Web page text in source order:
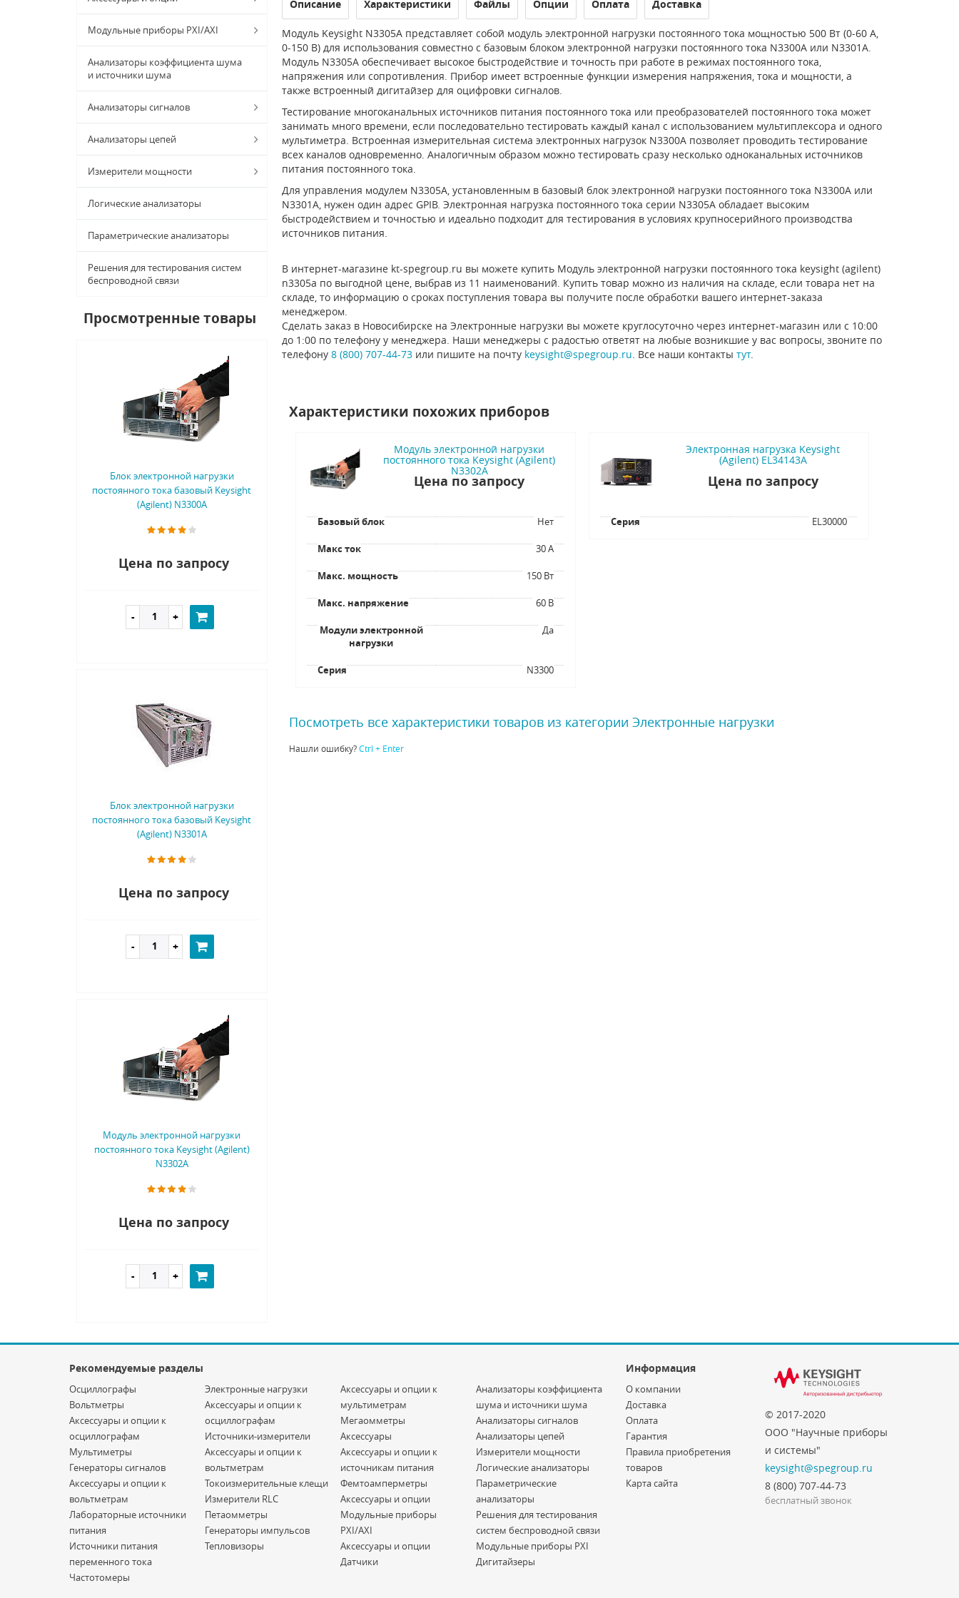
Модульные приборы PXI/AXI
Анализаторы коэффициента шума
и источники шума
Анализаторы сигналов
Анализаторы цепей
Измерители мощности
Логические анализаторы
Параметрические анализаторы
Решения для тестирования систем
беспроводной связи
Просмотренные товары
Блок электронной нагрузки
постоянного тока базовый Keysight
(Agilent) N3300A
Цена по запросу
Блок электронной нагрузки
постоянного тока базовый Keysight
(Agilent) N3301A
Цена по запросу
Модуль электронной нагрузки
постоянного тока Keysight (Agilent)
N3302A
Цена по запросу
Описание Характеристики Файлы Опции Оплата Доставка
Модуль Keysight N3305A представляет собой модуль электронной нагрузки постоянного тока мощностью 500 Вт (0-60 А,
0-150 В) для использования совместно с базовым блоком электронной нагрузки постоянного тока N3300A или N3301A.
Модуль N3305A обеспечивает высокое быстродействие и точность при работе в режимах постоянного тока,
напряжения или сопротивления. Прибор имеет встроенные функции измерения напряжения, тока и мощности, а
также встроенный дигитайзер для оцифровки сигналов.
Тестирование многоканальных источников питания постоянного тока или преобразователей постоянного тока может
занимать много времени, если последовательно тестировать каждый канал с использованием мультиплексора и одного
мультиметра. Встроенная измерительная система электронных нагрузок N3300A позволяет проводить тестирование
всех каналов одновременно. Аналогичным образом можно тестировать сразу несколько одноканальных источников
питания постоянного тока.
Для управления модулем N3305A, установленным в базовый блок электронной нагрузки постоянного тока N3300A или
N3301A, нужен один адрес GPIB. Электронная нагрузка постоянного тока серии N3305A обладает высоким
быстродействием и точностью и идеально подходит для тестирования в условиях крупносерийного производства
источников питания.
В интернет-магазине kt-spegroup.ru вы можете купить Модуль электронной нагрузки постоянного тока keysight (agilent)
n3305a по выгодной цене, выбрав из 11 наименований. Купить товар можно из наличия на складе, если товара нет на
складе, то информацию о сроках поступления товара вы получите после обработки вашего интернет-заказа
менеджером.
Сделать заказ в Новосибирске на Электронные нагрузки вы можете круглосуточно через интернет-магазин или с 10:00
до 1:00 по телефону у менеджера. Наши менеджеры с радостью ответят на любые возникшие у вас вопросы, звоните по
телефону 8 (800) 707-44-73или пишите на почту keysight@spegroup.ru . Все наши контакты тут.
Характеристики похожих приборов
Модуль электронной нагрузки
постоянного тока Keysight (Agilent)
N3302A
Цена по запросу
Базовый блок Нет
Макс ток 30 А
Макс. мощность 150 Вт
Макс. напряжение 60 В
Модули электронной
нагрузки
Да
Серия N3300
Электронная нагрузка Keysight
(Agilent) EL34143A
Цена по запросу
Серия EL30000
Посмотреть все характеристики товаров из категории Электронные нагрузки
Нашли ошибку?Ctrl + Enter
Рекомендуемые разделы Информация
© 2017-2020
ООО "Научные приборы
и системы"
keysight@spegroup.ru
8 (800) 707-44-73
бесплатный звонок
Осциллографы
Вольтметры
Аксессуары и опции к
осциллографам
Мультиметры
Генераторы сигналов
Аксессуары и опции к
вольтметрам
Лабораторные источники
питания
Источники питания
переменного тока
Частотомеры
Электронные нагрузки
Аксессуары и опции к
осциллографам
Источники-измерители
Аксессуары и опции к
вольтметрам
Токоизмерительные клещи
Измерители RLC
Петаомметры
Генераторы импульсов
Тепловизоры
Аксессуары и опции к
мультиметрам
Мегаомметры
Аксессуары
Аксессуары и опции к
источникам питания
Фемтоамперметры
Аксессуары и опции
Модульные приборы
PXI/AXI
Аксессуары и опции
Датчики
Анализаторы коэффициента
шума и источники шума
Анализаторы сигналов
Анализаторы цепей
Измерители мощности
Логические анализаторы
Параметрические
анализаторы
Решения для тестирования
систем беспроводной связи
Модульные приборы PXI
Дигитайзеры
О компании
Доставка
Оплата
Гарантия
Правила приобретения
товаров
Карта сайта